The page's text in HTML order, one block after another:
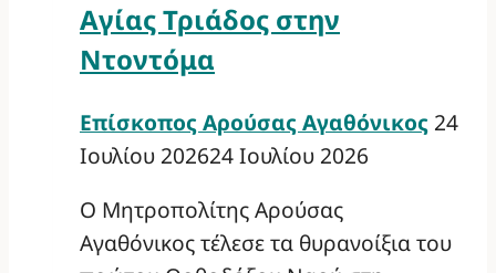
Αγίας Τριάδος στην
Ντοντόμα
Επίσκοπος Αρούσας Αγαθόνικος 24
Ιουλίου 202624 Ιουλίου 2026
Ο Μητροπολίτης Αρούσας
Αγαθόνικος τέλεσε τα θυρανοίξια του